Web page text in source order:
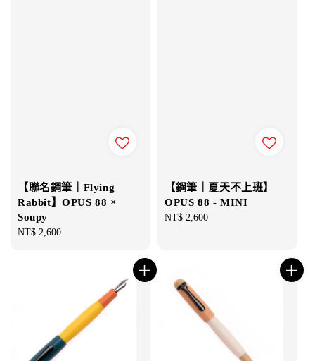
【聯名鋼筆｜Flying
Rabbit】OPUS 88 ×
Soupy
Regular
NT$ 2,600
【鋼筆｜夏天不上班】
OPUS 88 - MINI
Regular
NT$ 2,600